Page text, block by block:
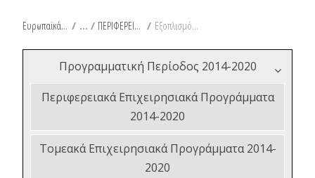
Ευρωπαϊκά & Αναπτυξιακά Προγράμματα / ΠΕΡΙΦΕΡΕΙΑ ΠΕΛΟΠΟΝΝΗΣΟΥ / Εξοπλισμός Αντιμετώπισης Δασικών Πυρκαγιών για την Περιφέρεια Πελοποννήσου
Προγραμματική Περίοδος 2014-2020
Περιφερειακά Επιχειρησιακά Προγράμματα
2014-2020
Τομεακά Επιχειρησιακά Προγράμματα 2014-
2020